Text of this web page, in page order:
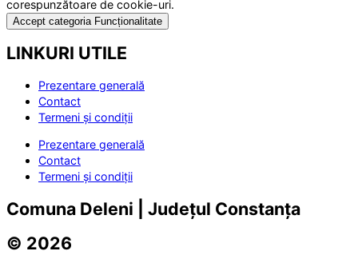
corespunzătoare de cookie-uri.
Accept categoria Funcționalitate
LINKURI UTILE
Prezentare generală
Contact
Termeni și condiții
Prezentare generală
Contact
Termeni și condiții
Comuna Deleni | Județul Constanța
© 2026